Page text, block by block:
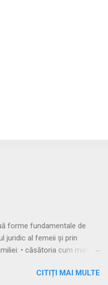
forme fundamentale de
juridic al femeii și prin
• căsătoria cum manus
prin care femeia
CITIȚI MAI MULTE